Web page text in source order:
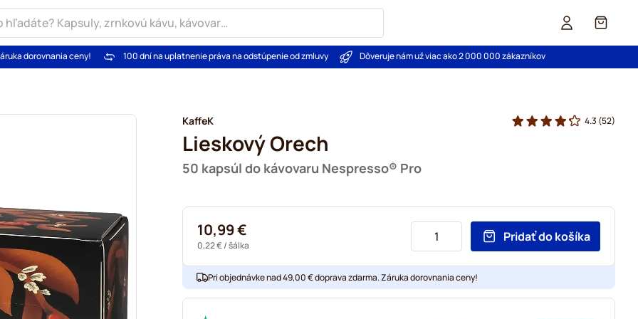
Košík
dorovnania ceny! 100 dní na uplatnenie práva na odstúpenie od zmluvy Dôveruje nám už viac ako 2 000 000 zákazníkov
KaffeK
Lieskový Orech
50 kapsúl do kávovaru Nespresso® Pro
4.3 (52)
10,99 €
0,22 €/ šálka
Pridať do košíka
Pri objednávke nad 49,00 € doprava zdarma. Záruka dorovnania ceny!